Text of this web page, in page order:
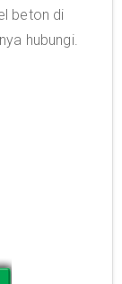
beton di
hubungi.